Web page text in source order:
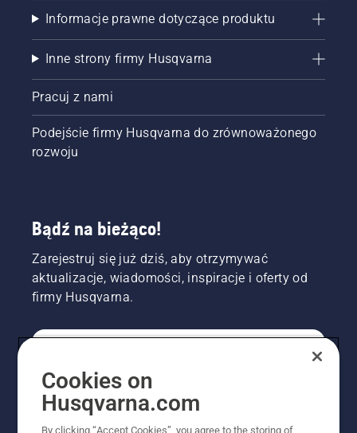
Informacje prawne dotyczące produktu
Inne strony firmy Husqvarna
Pracuj z nami
Podejście firmy Husqvarna do zrównoważonego
rozwoju
Bądź na bieżąco!
Zarejestruj się już dziś, aby otrzymywać
aktualizacje, wiadomości, inspiracje i oferty od
firmy Husqvarna.
PROFESJONALISTA
Cookies on
Husqvarna.com
By clicking “Accept Cookies”, you agree to the storing of